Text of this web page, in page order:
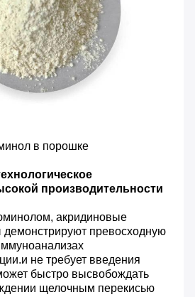
в порошке
производительности
акридиновые
превосходную
не требует введения
быстро высвобождать
щелочным перекисью